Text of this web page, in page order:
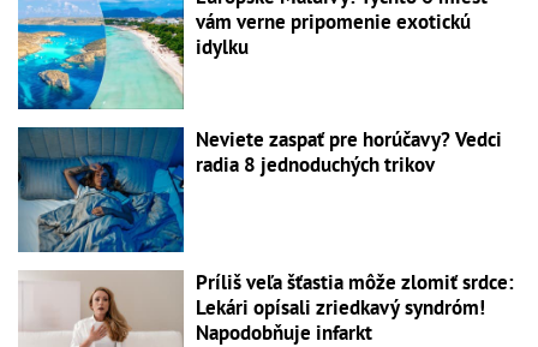
vám verne pripomenie exotickú
idylku
Neviete zaspať pre horúčavy? Vedci
radia 8 jednoduchých trikov
Príliš veľa šťastia môže zlomiť srdce:
Lekári opísali zriedkavý syndróm!
Napodobňuje infarkt